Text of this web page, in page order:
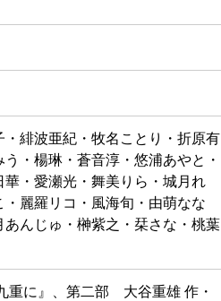
緋波亜紀・牧名ことり・折原有
・楊琳・蒼音淳・悠浦あやと・
・愛瀬光・舞美りら・城月れ
麗羅リコ・風海旬・由萌なな
んじゅ・榊紫之・栞さな・桃葉
重に』、第二部 大谷重雄 作・